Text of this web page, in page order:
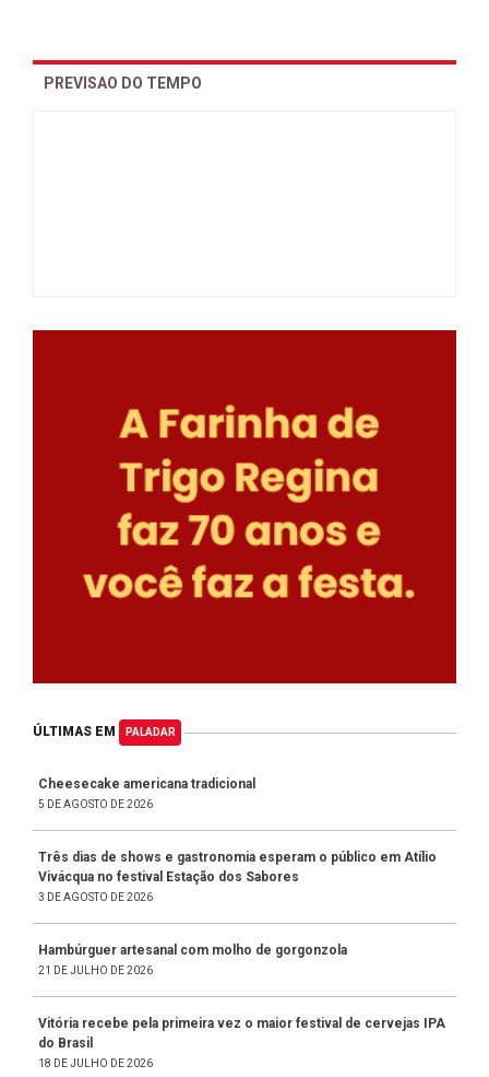
PREVISAO DO TEMPO
ÚLTIMAS EM PALADAR
Cheesecake americana tradicional
5 DE AGOSTO DE 2026
Três dias de shows e gastronomia esperam o público em Atílio
Vivácqua no festival Estação dos Sabores
3 DE AGOSTO DE 2026
Hambúrguer artesanal com molho de gorgonzola
21 DE JULHO DE 2026
Vitória recebe pela primeira vez o maior festival de cervejas IPA
do Brasil
18 DE JULHO DE 2026